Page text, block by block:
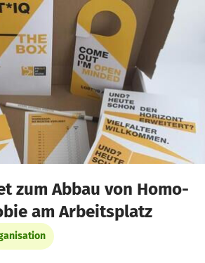
anzeigen
zum Abbau von Homo-
am Arbeitsplatz